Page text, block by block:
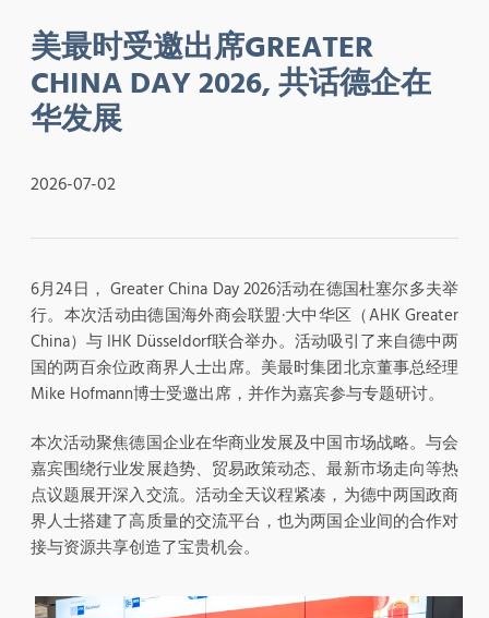
美最时受邀出席GREATER
CHINA DAY 2026, 共话德企在
华发展
2026-07-02
6月24日， Greater China Day 2026活动在德国杜塞尔多夫举
行。本次活动由德国海外商会联盟·大中华区（AHK Greater
China）与 IHK Düsseldorf联合举办。活动吸引了来自德中两
国的两百余位政商界人士出席。美最时集团北京董事总经理
Mike Hofmann博士受邀出席，并作为嘉宾参与专题研讨。
本次活动聚焦德国企业在华商业发展及中国市场战略。与会
嘉宾围绕行业发展趋势、贸易政策动态、最新市场走向等热
点议题展开深入交流。活动全天议程紧凑，为德中两国政商
界人士搭建了高质量的交流平台，也为两国企业间的合作对
接与资源共享创造了宝贵机会。